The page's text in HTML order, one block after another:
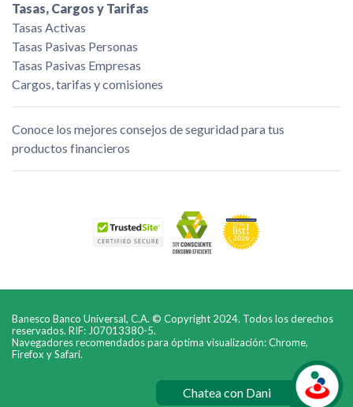
Tasas, Cargos y Tarifas
Tasas Activas
Tasas Pasivas Personas
Tasas Pasivas Empresas
Cargos, tarifas y comisiones
Conoce los mejores consejos de seguridad para tus
productos financieros
Banesco Banco Universal, C.A. © Copyright 2024. Todos los derechos
reservados. RIF: J07013380-5.
Navegadores recomendados para óptima visualización: Chrome,
Firefox y Safari.
Chatea con Dani